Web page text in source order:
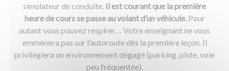
simulateur de conduite. Il est courant que la première
heure de cours se passe au volant d’un véhicule.Pour
autant vous pouvez respirer… Votre enseignant ne vous
emmènera pas sur l’autoroute dès la première leçon. Il
privilégiera un environnement dégagé (parking, piste, voie
peu fréquentée).